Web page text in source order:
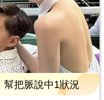
把脈說中1狀況